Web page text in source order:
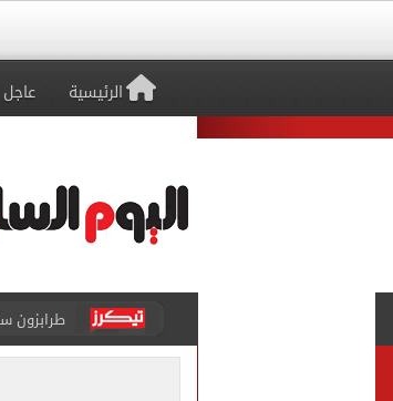
الرئيسية عاجل
طرابزون
منتخب ناشئات كرة